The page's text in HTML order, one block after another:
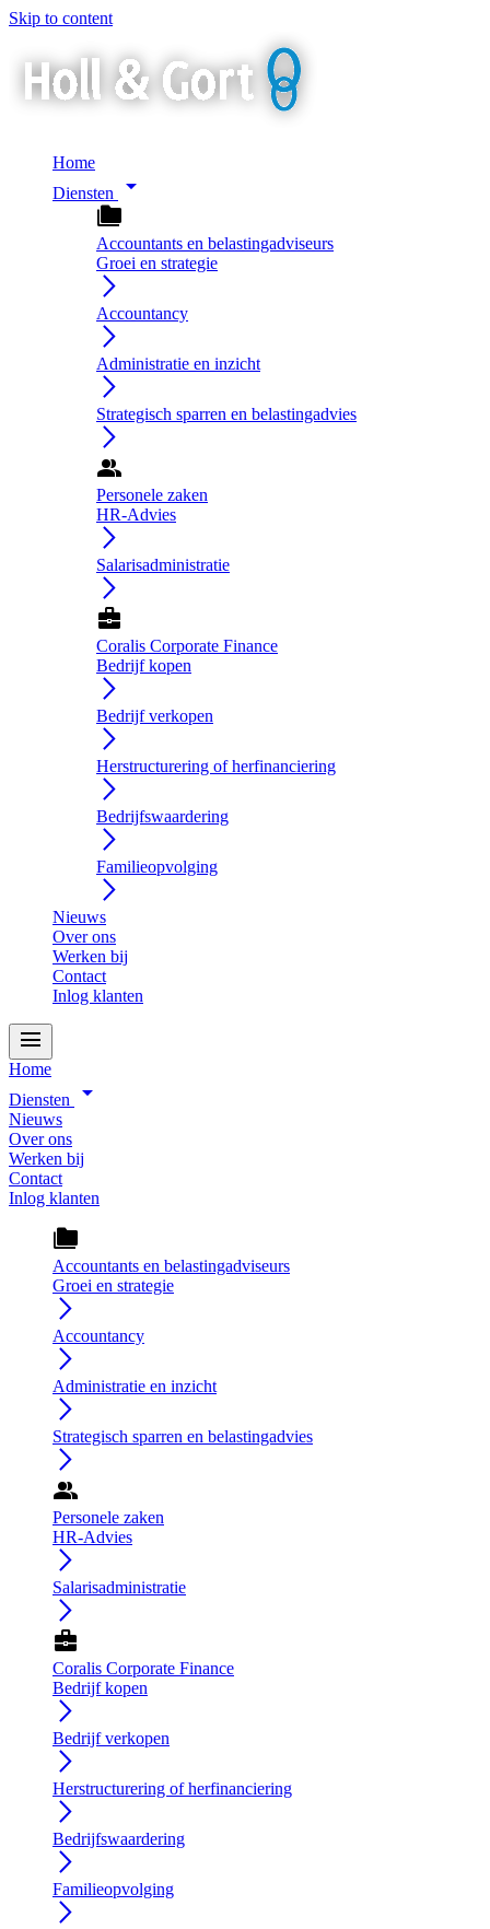
Skip to content
Home
Diensten
arrow_drop_down
folder_copy
Accountants en belastingadviseurs
Groei en strategie
arrow_forward_ios
Accountancy
arrow_forward_ios
Administratie en inzicht
arrow_forward_ios
Strategisch sparren en belastingadvies
arrow_forward_ios
group
Personele zaken
HR-Advies
arrow_forward_ios
Salarisadministratie
arrow_forward_ios
business_center
Coralis Corporate Finance
Bedrijf kopen
arrow_forward_ios
Bedrijf verkopen
arrow_forward_ios
Herstructurering of herfinanciering
arrow_forward_ios
Bedrijfswaardering
arrow_forward_ios
Familieopvolging
arrow_forward_ios
Nieuws
Over ons
Werken bij
Contact
Inlog klanten
menu
Home
Diensten
arrow_drop_down
Nieuws
Over ons
Werken bij
Contact
Inlog klanten
folder_copy
Accountants en belastingadviseurs
Groei en strategie
arrow_forward_ios
Accountancy
arrow_forward_ios
Administratie en inzicht
arrow_forward_ios
Strategisch sparren en belastingadvies
arrow_forward_ios
group
Personele zaken
HR-Advies
arrow_forward_ios
Salarisadministratie
arrow_forward_ios
business_center
Coralis Corporate Finance
Bedrijf kopen
arrow_forward_ios
Bedrijf verkopen
arrow_forward_ios
Herstructurering of herfinanciering
arrow_forward_ios
Bedrijfswaardering
arrow_forward_ios
Familieopvolging
arrow_forward_ios